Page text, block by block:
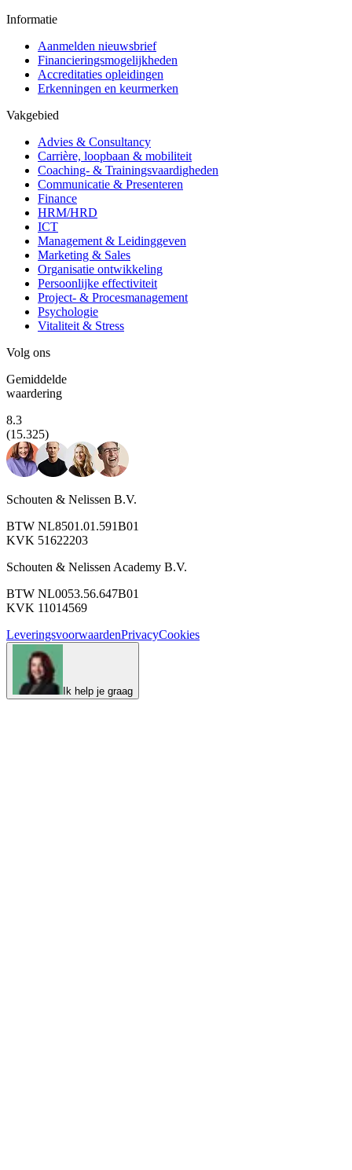
Informatie
Aanmelden nieuwsbrief
Financieringsmogelijkheden
Accreditaties opleidingen
Erkenningen en keurmerken
Vakgebied
Advies & Consultancy
Carrière, loopbaan & mobiliteit
Coaching- & Trainingsvaardigheden
Communicatie & Presenteren
Finance
HRM/HRD
ICT
Management & Leidinggeven
Marketing & Sales
Organisatie ontwikkeling
Persoonlijke effectiviteit
Project- & Procesmanagement
Psychologie
Vitaliteit & Stress
Volg ons
Gemiddelde
waardering
8.3
(15.325)
Schouten & Nelissen B.V.
BTW NL8501.01.591B01
KVK 51622203
Schouten & Nelissen Academy B.V.
BTW NL0053.56.647B01
KVK 11014569
LeveringsvoorwaardenPrivacyCookies
Ik help je graag